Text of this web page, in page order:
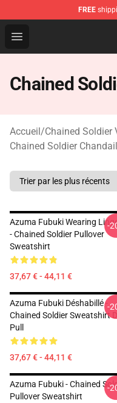
FREE
Open menu
Chained Soldier
Chained
Accueil/Chained Soldier
Chained Soldier
Azuma Fubuki Wearing
- Chained Soldier Pullover
Sweatshirt
37,67 € - 44,11 €
-
Azuma Fubuki Déshabillé -
Chained Soldier Sweatshirt De
Pull
37,67 € - 44,11 €
-
Azuma Fubuki - Chained
Pullover Sweatshirt
-